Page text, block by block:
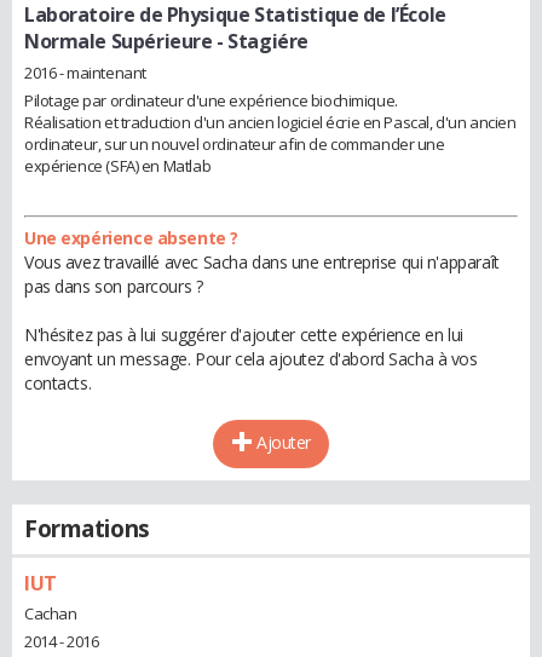
Laboratoire de Physique Statistique de l’École
Normale Supérieure - Stagiére
2016 - maintenant
Pilotage par ordinateur d'une expérience biochimique.
Réalisation et traduction d'un ancien logiciel écrie en Pascal, d'un ancien
ordinateur, sur un nouvel ordinateur afin de commander une
expérience (SFA) en Matlab
Une expérience absente ?
Vous avez travaillé avec Sacha dans une entreprise qui n'apparaît
pas dans son parcours ?
N'hésitez pas à lui suggérer d'ajouter cette expérience en lui
envoyant un message. Pour cela ajoutez d'abord Sacha à vos
contacts.
Ajouter
Formations
IUT
Cachan
2014 - 2016